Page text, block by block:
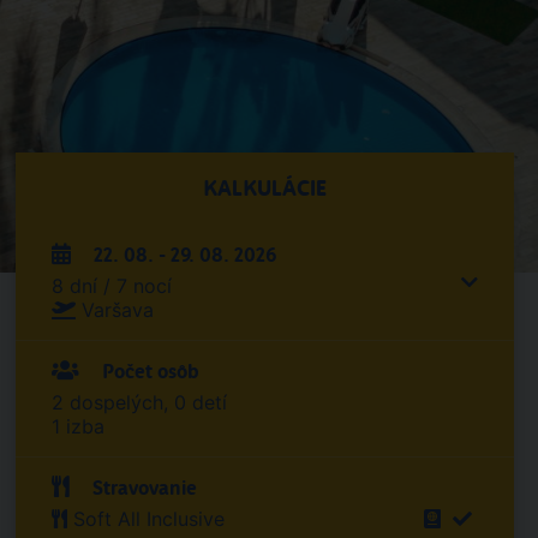
KALKULÁCIE
22. 08. - 29. 08. 2026
8 dní / 7 nocí
Varšava
Počet osôb
2 dospelých, 0 detí
1 izba
Stravovanie
Soft All Inclusive